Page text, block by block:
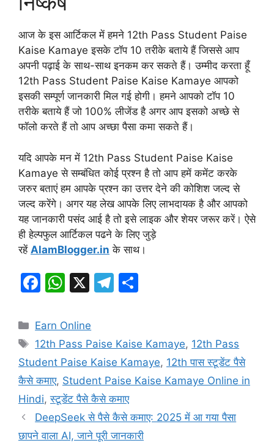
आज के इस आर्टिकल में हमने 12th Pass Student Paise
Kaise Kamaye इसके टॉप 10 तरीके बताये हैं जिससे आप
अपनी पढ़ाई के साथ-साथ इनकम कर सकते हैं। उम्मीद करता हूँ
12th Pass Student Paise Kaise Kamaye आपको
इसकी सम्पूर्ण जानकारी मिल गई होगी। हमने आपको टॉप 10
तरीके बताये हैं जो 100% लीजेंड है अगर आप इसको अच्छे से
फॉलो करते हैं तो आप अच्छा पैसा कमा सकते हैं।
यदि आपके मन में 12th Pass Student Paise Kaise
Kamaye से सम्बंधित कोई प्रश्न है तो आप हमें कमेंट करके
जरुर बताएं हम आपके प्रश्न का उत्तर देने की कोशिश जल्द से
जल्द करेंगे। अगर यह लेख आपके लिए लाभदायक है और आपको
यह जानकारी पसंद आई है तो इसे लाइक और शेयर जरूर करें। ऐसे
ही हेल्पफुल आर्टिकल पढने के लिए जुड़े
रहें AlamBlogger.in के साथ।
F
c
e
b
o
o
k
W
at
s
A
p
p
X
T
gr
a
m
e
Categories
Earn Online
Tags
12th Pass Paise Kaise Kamaye, 12th Pass
Student Paise Kaise Kamaye, 12th पास स्टूडेंट पैसे
कैसे कमाए, Student Paise Kaise Kamaye Online in
Hindi,स्टूडेंट पैसे कैसे कमाए
DeepSeek से पैसे कैसे कमाए: 2025 में आ गया पैसा
छापने वाला AI, जाने पूरी जानकारी